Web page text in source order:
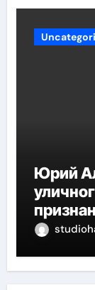
Юрий